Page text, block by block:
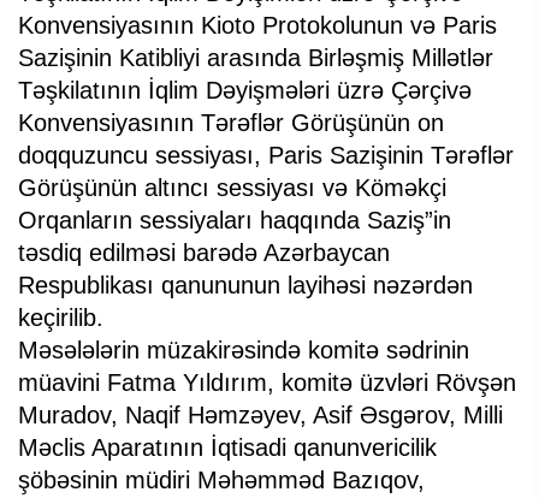
Konvensiyasının Kioto Protokolunun və Paris
Sazişinin Katibliyi arasında Birləşmiş Millətlər
Təşkilatının İqlim Dəyişmələri üzrə Çərçivə
Konvensiyasının Tərəflər Görüşünün on
doqquzuncu sessiyası, Paris Sazişinin Tərəflər
Görüşünün altıncı sessiyası və Köməkçi
Orqanların sessiyaları haqqında Saziş”in
təsdiq edilməsi barədə Azərbaycan
Respublikası qanununun layihəsi nəzərdən
keçirilib.
Məsələlərin müzakirəsində komitə sədrinin
müavini Fatma Yıldırım, komitə üzvləri Rövşən
Muradov, Naqif Həmzəyev, Asif Əsgərov, Milli
Məclis Aparatının İqtisadi qanunvericilik
şöbəsinin müdiri Məhəmməd Bazıqov,